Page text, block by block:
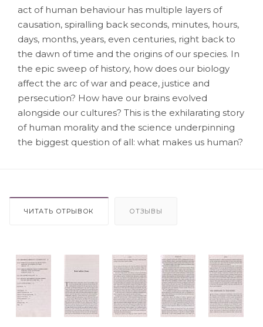
act of human behaviour has multiple layers of
causation, spiralling back seconds, minutes, hours,
days, months, years, even centuries, right back to
the dawn of time and the origins of our species. In
the epic sweep of history, how does our biology
affect the arc of war and peace, justice and
persecution? How have our brains evolved
alongside our cultures? This is the exhilarating story
of human morality and the science underpinning
the biggest question of all: what makes us human?
ЧИТАТЬ ОТРЫВОК ОТЗЫВЫ